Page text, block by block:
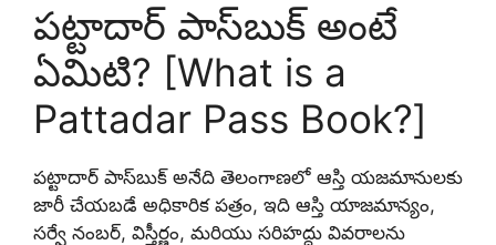
పట్టాదార్ పాస్‌బుక్ అంటే
ఏమిటి? [What is a
Pattadar Pass Book?]
పట్టాదార్ పాస్‌బుక్ అనేది తెలంగాణలో ఆస్తి యజమానులకు
జారీ చేయబడే అధికారిక పత్రం, ఇది ఆస్తి యాజమాన్యం,
సర్వే నంబర్, విస్తీర్ణం, మరియు సరిహద్దు వివరాలను